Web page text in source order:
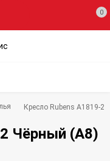
0
Кресло Rubens A1819-2
Чёрный (A8)